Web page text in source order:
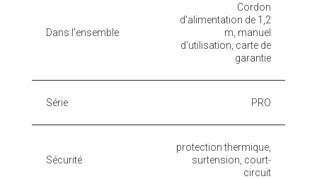
Dans l'ensemble
Cordon
d'alimentation de 1,2
m, manuel
d'utilisation, carte de
garantie
Série PRO
Sécurité
protection thermique,
surtension, court-
circuit